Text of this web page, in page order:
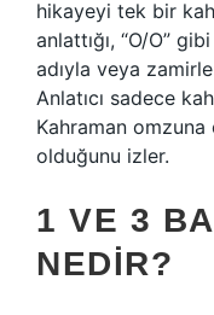
hikayeyi tek bir
anlattığı, “O/O”
adıyla veya
Anlatıcı sadece
Kahraman
olduğunu izler.
1 VE 3
NEDIR?